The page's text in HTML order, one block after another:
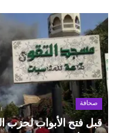
صحافة
قبل فتح الأبواب لحزب